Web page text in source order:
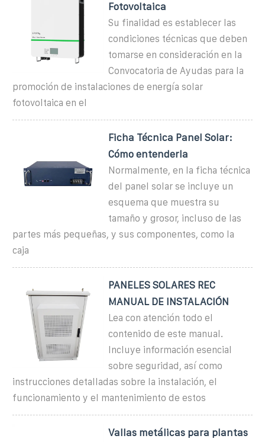
Fotovoltaica
Su finalidad es establecer las
condiciones técnicas que deben
tomarse en consideración en la
Convocatoria de Ayudas para la
promoción de instalaciones de energía solar
fotovoltaica en el
Ficha Técnica Panel Solar:
Cómo entenderla
Normalmente, en la ficha técnica
del panel solar se incluye un
esquema que muestra su
tamaño y grosor, incluso de las
partes más pequeñas, y sus componentes, como la
caja
PANELES SOLARES REC
MANUAL DE INSTALACIÓN
Lea con atención todo el
contenido de este manual.
Incluye información esencial
sobre seguridad, así como
instrucciones detalladas sobre la instalación, el
funcionamiento y el mantenimiento de estos
Vallas metálicas para plantas